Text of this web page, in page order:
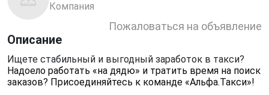
Компания
Пожаловаться на объявление
Описание
Ищете стабильный и выгодный заработок в такси?
Надоело работать «на дядю» и тратить время на поиск
заказов? Присоединяйтесь к команде «Альфа.Такси»!